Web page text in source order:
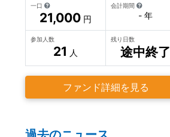
一口
21,000円
会計期間
- 年
参加人数
21 人
残り日数
途中終了
ファンド詳細を見る